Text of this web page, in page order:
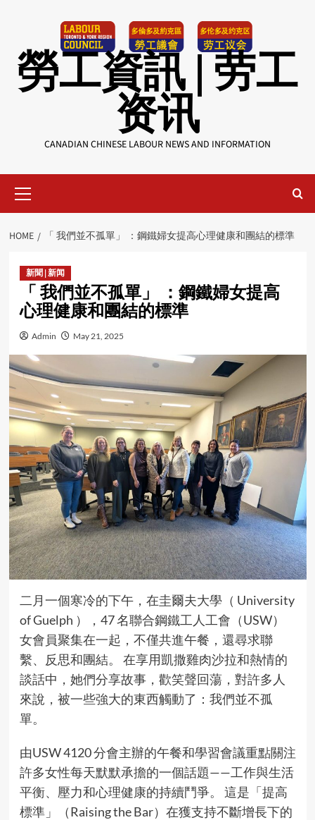
勞工資訊 | 劳工
资讯
CANADIAN CHINESE LABOUR NEWS AND INFORMATION
Menu
HOME 「 我們並不孤單」 ：鋼鐵婦女提高心理健康和團結的標準
新聞 | 新闻
「 我們並不孤單」 ：鋼鐵婦女提高
心理健康和團結的標準
Admin May 21, 2025
二月一個寒冷的下午，在圭爾夫大學（ University
of Guelph ），47 名聯合鋼鐵工人工會（USW）
女會員聚集在一起，不僅共進午餐，還尋求聯
繫、反思和團結。 在享用凱撒雞肉沙拉和熱情的
談話中，她們分享故事，歡笑聲回蕩，對許多人
來說，被一些強大的東西觸動了：我們並不孤
單。
由USW 4120 分會主辦的午餐和學習會議重點關注
許多女性每天默默承擔的一個話題——工作與生活
平衡、壓力和心理健康的持續鬥爭。 這是「提高
標準」（Raising the Bar）在獲支持不斷增長下的